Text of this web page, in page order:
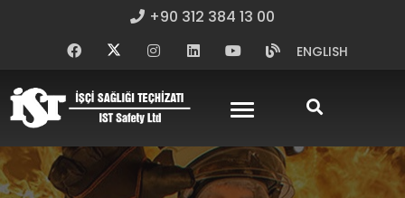
+90 312 384 13 00
ENGLISH